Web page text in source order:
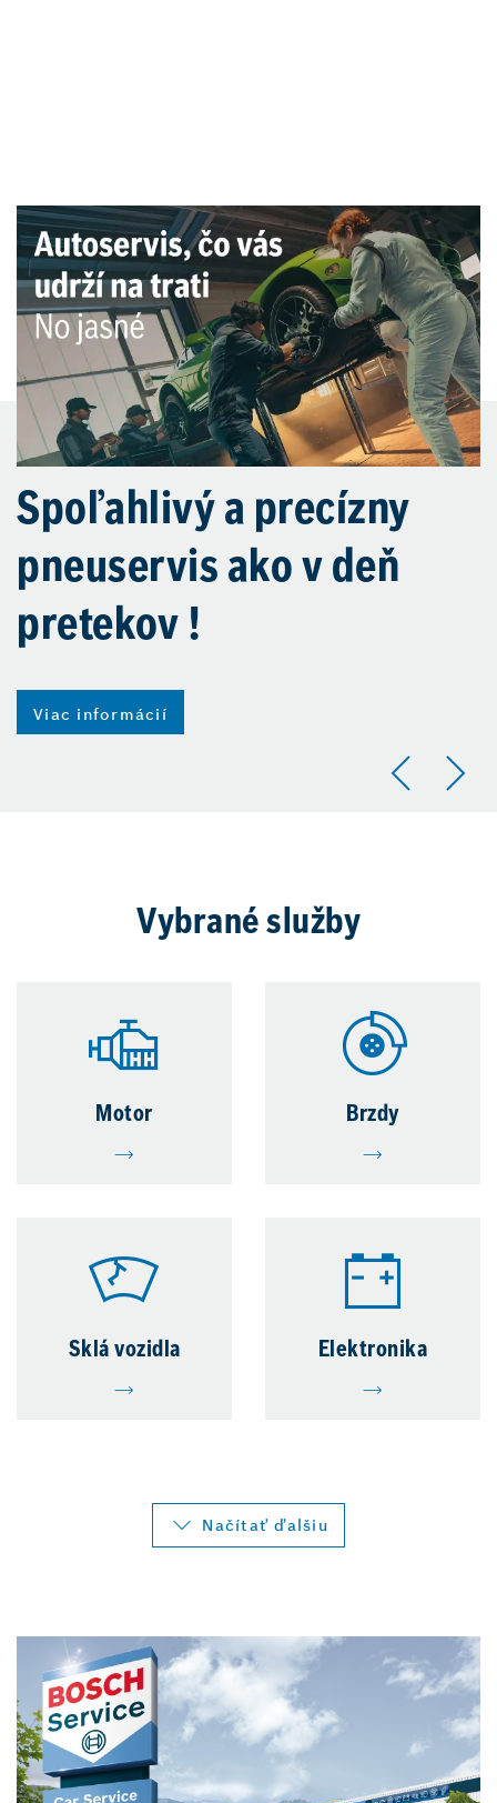
Spoľahlivý a precízny
pneuservis ako v deň
pretekov !
Viac informácií
Vybrané služby
Motor Brzdy
Sklá vozidla Elektronika
Načítať ďalšiu